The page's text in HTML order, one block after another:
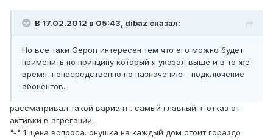
В 17.02.2012 в 05:43, dibaz сказал:
Но все таки Gepon интересен тем что его можно будет
применить по принципу который я указал выше и в то же
время, непосредственно по назначению - подключение
абонентов...
рассматривал такой вариант . самый главный + отказ от
активки в агрегации.
"-" 1. цена вопроса. онушка на каждый дом стоит гораздо